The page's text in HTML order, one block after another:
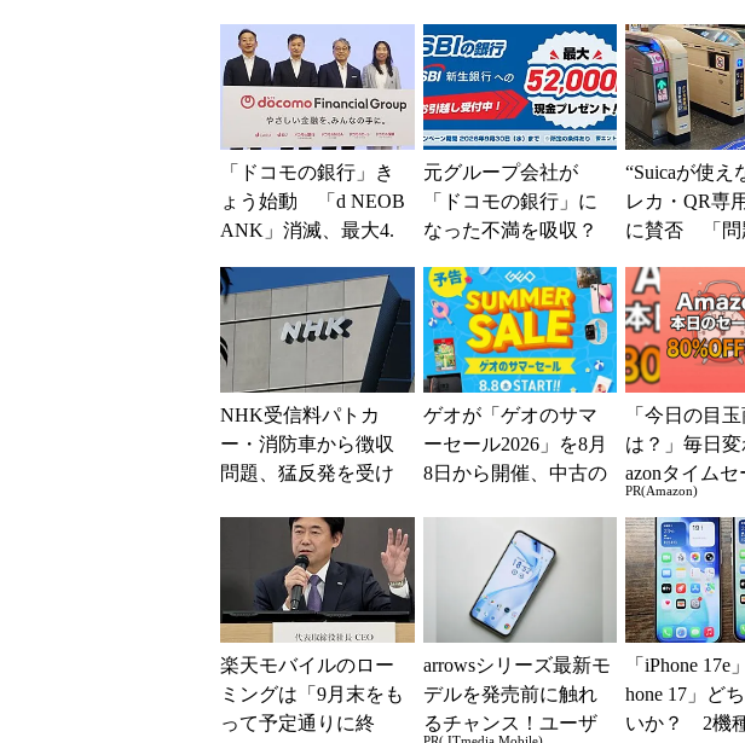
「ドコモの銀行」き
ょう始動 「d NEOB
ANK」消滅、最大4.
解説
元グループ会社が
「ドコモの銀行」に
なった不満を吸収？
BIの銀行」として最
大5....
“Suicaが使え
レカ・QR専
に賛否 「問
系ICの方が
NHK受信料パトカ
ー・消防車から徴収
問題、猛反発を受け
く」と会長
ゲオが「ゲオのサマ
ーセール2026」を8月
8日から開催、中古の
「今日の目
は？」毎日
azonタイム
見逃せない
PR(Amazon)
楽天モバイルのロー
ミングは「9月末をも
って予定通りに終
arrowsシリーズ最新モ
デルを発売前に触れ
るチャンス！ユーザ
「iPhone 17e
hone 17」ど
いか？ 2機